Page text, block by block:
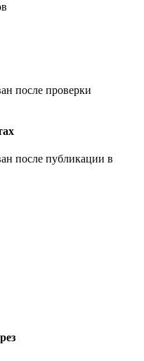
после проверки
после публикации в